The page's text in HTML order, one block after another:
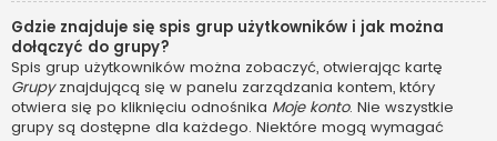
Gdzie znajduje się spis grup użytkowników i jak można
dołączyć do grupy?
Spis grup użytkowników można zobaczyć, otwierając kartę
Grupyznajdującą się w panelu zarządzania kontem, który
otwiera się po kliknięciu odnośnika Moje konto. Nie wszystkie
grupy są dostępne dla każdego. Niektóre mogą wymagać